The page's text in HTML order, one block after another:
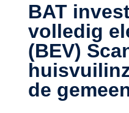
BAT investeert in
volledig
(BEV)
de